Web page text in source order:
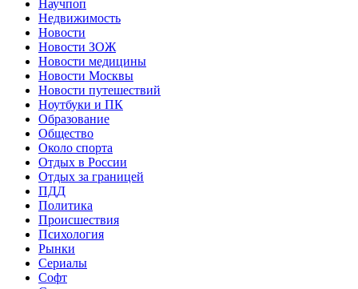
Научпоп
Недвижимость
Новости
Новости ЗОЖ
Новости медицины
Новости Москвы
Новости путешествий
Ноутбуки и ПК
Образование
Общество
Около спорта
Отдых в России
Отдых за границей
ПДД
Политика
Происшествия
Психология
Рынки
Сериалы
Софт